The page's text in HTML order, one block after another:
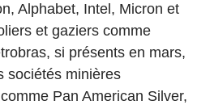
Alphabet, Intel, Micron et
et gaziers comme
si présents en mars,
sociétés minières
Pan American Silver,